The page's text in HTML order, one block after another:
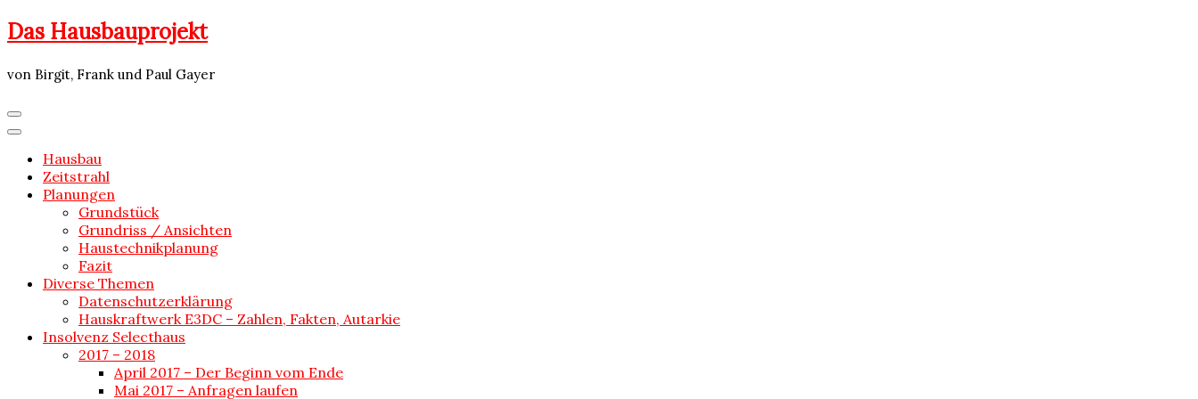
Skip
to
Das Hausbauprojekt
von Birgit, Frank und Paul Gayer
Hausbau
Zeitstrahl
Planungen
Grundstück
Grundriss / Ansichten
Haustechnikplanung
Fazit
Diverse Themen
Datenschutzerklärung
Hauskraftwerk E3DC – Zahlen, Fakten, Autarkie
Insolvenz Selecthaus
2017 – 2018
April 2017 – Der Beginn vom Ende
Mai 2017 – Anfragen laufen